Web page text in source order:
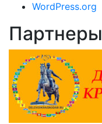
WordPress.org
Партнеры